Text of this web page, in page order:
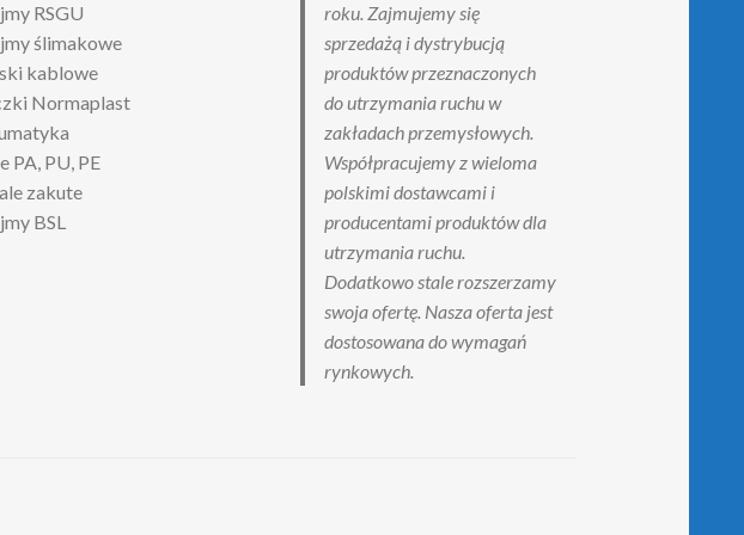
RSGU
ślimakowe
kablowe
Normaplast
PA, PU, PE
zakute
BSL
roku. Zajmujemy się
sprzedażą i dystrybucją
produktów przeznaczonych
do utrzymania ruchu w
zakładach przemysłowych.
Współpracujemy z wieloma
polskimi dostawcami i
producentami produktów dla
utrzymania ruchu.
Dodatkowo stale rozszerzamy
swoja ofertę. Nasza oferta jest
dostosowana do wymagań
rynkowych.